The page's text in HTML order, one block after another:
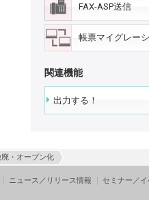
FAX-ASP送信
帳票マイグレー
関連機能
出力する！
・オープン化
ニュース／リリース情報 セミナー／